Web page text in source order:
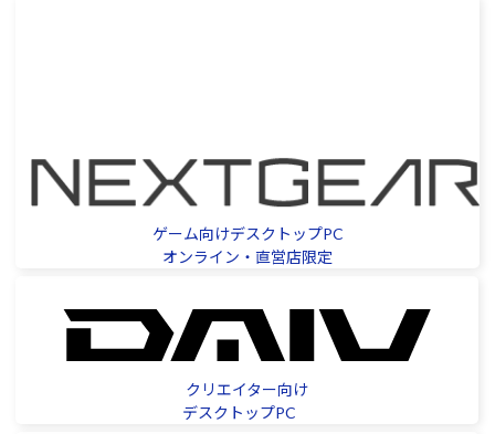
ゲーム向けデスクトップPC
オンライン・直営店限定
クリエイター向け
デスクトップPC